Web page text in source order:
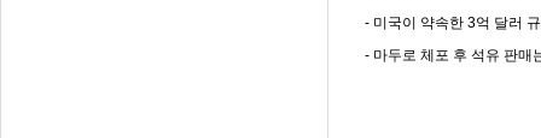
- 미국이 약속한 3억 달러
- 마두로 체포 후 석유 판매